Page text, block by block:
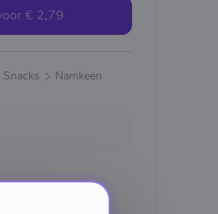
€ 2,79
Snacks Namkeen